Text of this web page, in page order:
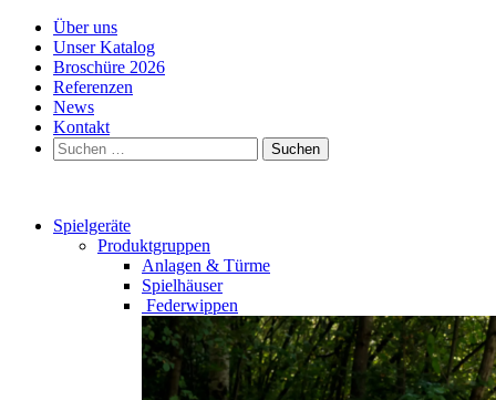
Über uns
Unser Katalog
Broschüre 2026
Referenzen
News
Kontakt
Suchen
nach:
Spielgeräte
Produktgruppen
Anlagen & Türme
Spielhäuser
Federwippen